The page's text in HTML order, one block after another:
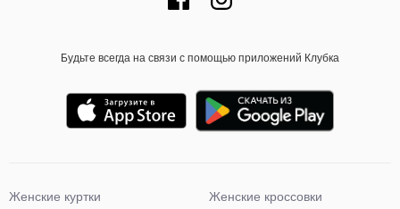
Будьте всегда на связи с помощью приложений Клубка
Женские куртки
Женские кроссовки